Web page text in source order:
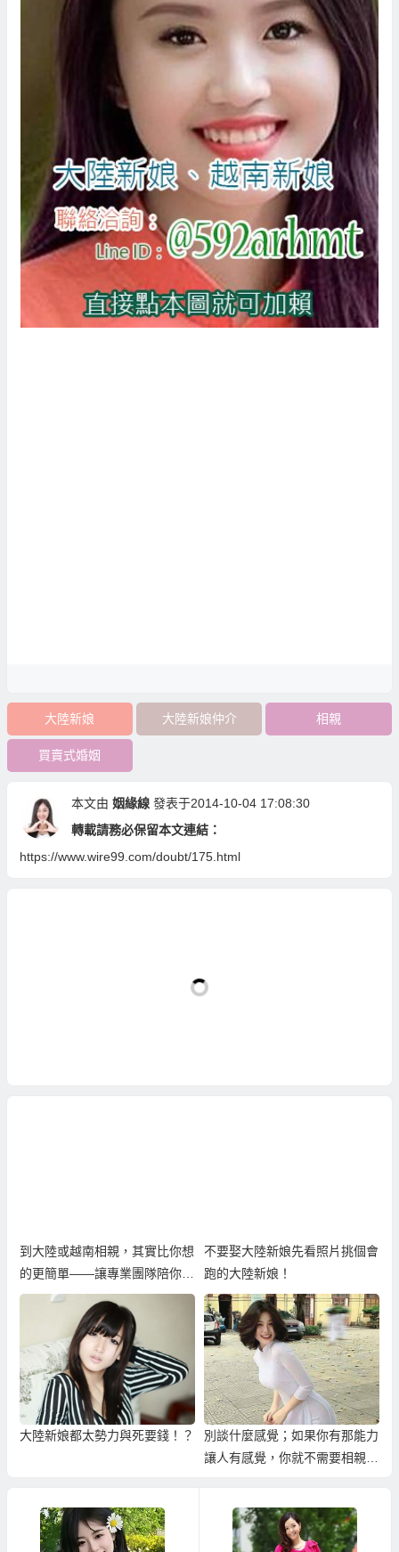
大陸新娘 大陸新娘仲介 相親
買賣式婚姻
本文由 姻緣線 發表于2014-10-04 17:08:30
轉載請務必保留本文連結：
https://www.wire99.com/doubt/175.html
到大陸或越南相親，其實比你想
的更簡單——讓專業團隊陪你找
到真心伴侶
不要娶大陸新娘先看照片挑個會
跑的大陸新娘！
大陸新娘都太勢力與死要錢！？
別談什麼感覺；如果你有那能力
讓人有感覺，你就不需要相親